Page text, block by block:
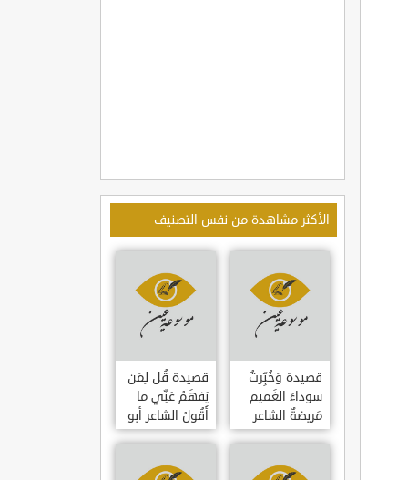
الأكثر مشاهدة من نفس التصنيف
قصيدة وَخُبِّرتُ
سوداءَ الغَميم
مَريضةٌ الشاعر
العوام بن عقبة
قصيدة قُل لِمَن
يَفهَمُ عَنِّي ما
أَقُولُ الشاعر أبو
حامد الغزالي